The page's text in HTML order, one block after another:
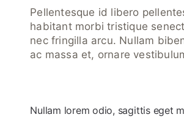
Pellentesque id libero
habitant morbi tristique
nec fringilla arcu. Nullam
ac massa et, ornare
Nullam lorem odio, sagittis eget